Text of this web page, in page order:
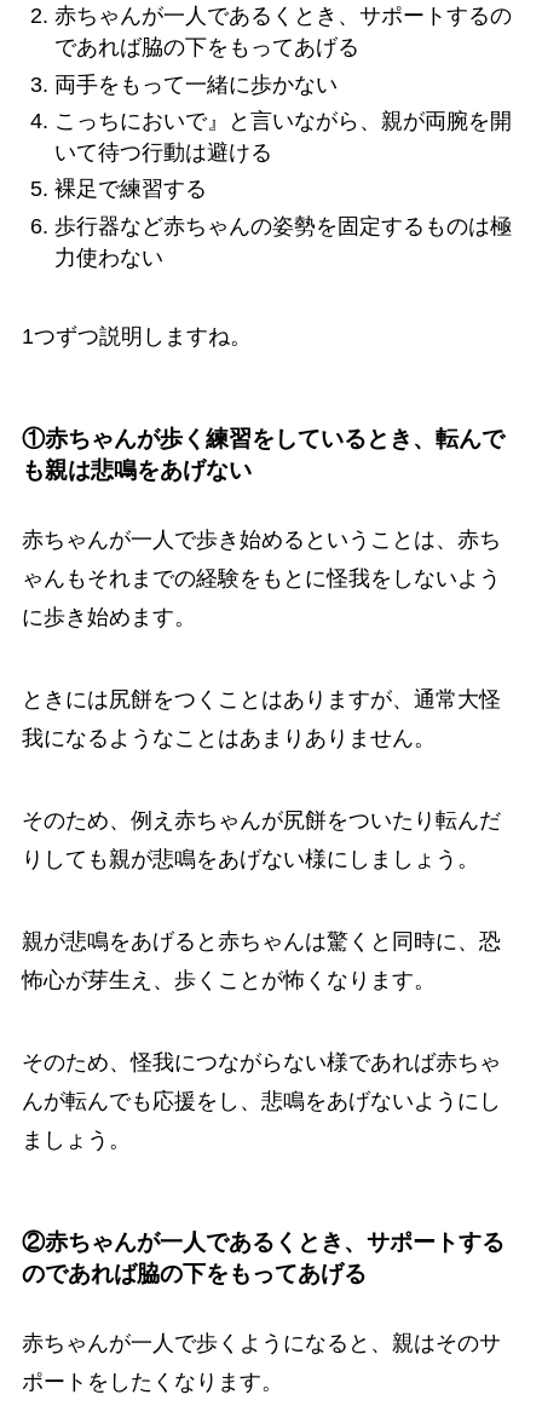
赤ちゃんが一人であるくとき、サポートするの
であれば脇の下をもってあげる
両手をもって一緒に歩かない
こっちにおいで』と言いながら、親が両腕を開
いて待つ行動は避ける
裸足で練習する
歩行器など赤ちゃんの姿勢を固定するものは極
力使わない
1つずつ説明しますね。
①赤ちゃんが歩く練習をしているとき、転んで
も親は悲鳴をあげない
赤ちゃんが一人で歩き始めるということは、赤ち
ゃんもそれまでの経験をもとに怪我をしないよう
に歩き始めます。
ときには尻餅をつくことはありますが、通常大怪
我になるようなことはあまりありません。
そのため、例え赤ちゃんが尻餅をついたり転んだ
りしても親が悲鳴をあげない様にしましょう。
親が悲鳴をあげると赤ちゃんは驚くと同時に、恐
怖心が芽生え、歩くことが怖くなります。
そのため、怪我につながらない様であれば赤ちゃ
んが転んでも応援をし、悲鳴をあげないようにし
ましょう。
②赤ちゃんが一人であるくとき、サポートする
のであれば脇の下をもってあげる
赤ちゃんが一人で歩くようになると、親はそのサ
ポートをしたくなります。